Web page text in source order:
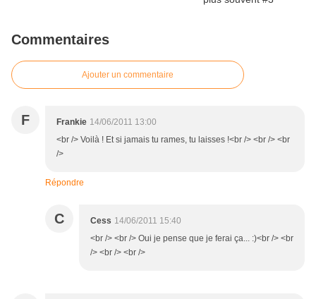
Commentaires
Ajouter un commentaire
F Frankie 14/06/2011 13:00
<br /> Voilà ! Et si jamais tu rames, tu laisses !<br /> <br /> <br
/>
Répondre
C Cess 14/06/2011 15:40
<br /> <br /> Oui je pense que je ferai ça... :)<br /> <br
/> <br /> <br />